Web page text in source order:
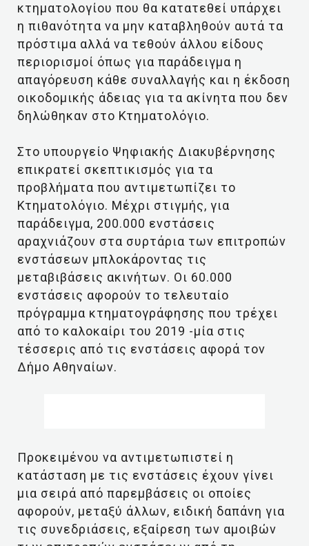
κτηματολογίου που θα κατατεθεί υπάρχει
η πιθανότητα να μην καταβληθούν αυτά τα
πρόστιμα αλλά να τεθούν άλλου είδους
περιορισμοί όπως για παράδειγμα η
απαγόρευση κάθε συναλλαγής και η έκδοση
οικοδομικής άδειας για τα ακίνητα που δεν
δηλώθηκαν στο Κτηματολόγιο.
Στο υπουργείο Ψηφιακής Διακυβέρνησης
επικρατεί σκεπτικισμός για τα
προβλήματα που αντιμετωπίζει το
Κτηματολόγιο. Μέχρι στιγμής, για
παράδειγμα, 200.000 ενστάσεις
αραχνιάζουν στα συρτάρια των επιτροπών
ενστάσεων μπλοκάροντας τις
μεταβιβάσεις ακινήτων. Οι 60.000
ενστάσεις αφορούν το τελευταίο
πρόγραμμα κτηματογράφησης που τρέχει
από το καλοκαίρι του 2019 -μία στις
τέσσερις από τις ενστάσεις αφορά τον
Δήμο Αθηναίων.
Προκειμένου να αντιμετωπιστεί η
κατάσταση με τις ενστάσεις έχουν γίνει
μια σειρά από παρεμβάσεις οι οποίες
αφορούν, μεταξύ άλλων, ειδική δαπάνη για
τις συνεδριάσεις, εξαίρεση των αμοιβών